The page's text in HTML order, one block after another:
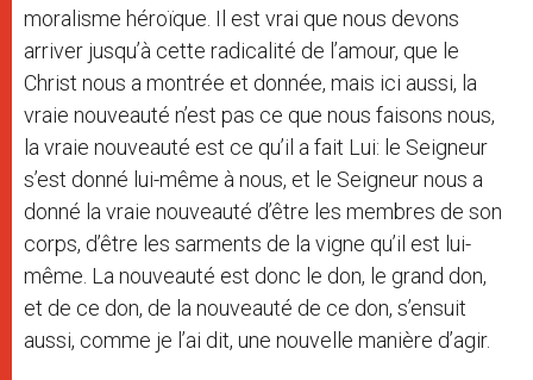
moralisme héroïque. Il est vrai que nous devons
arriver jusqu’à cette radicalité de l’amour, que le
Christ nous a montrée et donnée, mais ici aussi, la
vraie nouveauté n’est pas ce que nous faisons nous,
la vraie nouveauté est ce qu’il a fait Lui: le Seigneur
s’est donné lui-même à nous, et le Seigneur nous a
donné la vraie nouveauté d’être les membres de son
corps, d’être les sarments de la vigne qu’il est lui-
même. La nouveauté est donc le don, le grand don,
et de ce don, de la nouveauté de ce don, s’ensuit
aussi, comme je l’ai dit, une nouvelle manière d’agir.